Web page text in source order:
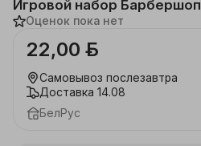
Игровой набор Барбершоп
Оценок пока нет
22,00 ƃ
Самовывоз послезавтра
Доставка 14.08
БелРус